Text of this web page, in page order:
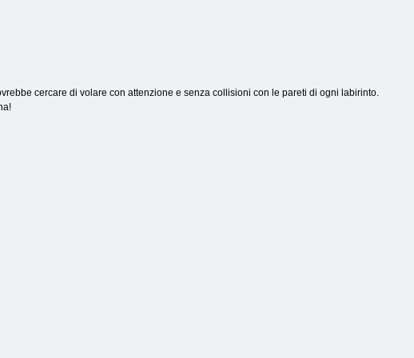
cercare di volare con attenzione e senza collisioni con le pareti di ogni labirinto.